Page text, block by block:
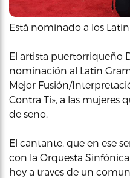
Está nominado a los
El artista puertorriqueño
nominación al Latin
Mejor Fusión/
Contra Ti», a las mujeres
de seno.
El cantante, que en ese
con la Orquesta
hoy a traves de un